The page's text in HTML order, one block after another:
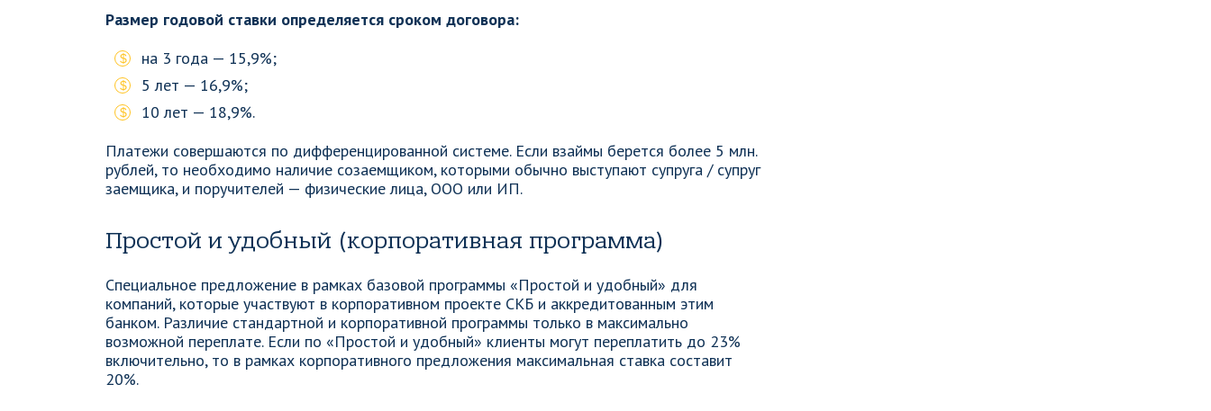
Размер годовой ставки определяется сроком договора:
на 3 года — 15,9%;
5 лет — 16,9%;
10 лет — 18,9%.
Платежи совершаются по дифференцированной системе. Если взаймы берется более 5 млн.
рублей, то необходимо наличие созаемщиком, которыми обычно выступают супруга / супруг
заемщика, и поручителей — физические лица, ООО или ИП.
Простой и удобный (корпоративная программа)
Специальное предложение в рамках базовой программы «Простой и удобный» для
компаний, которые участвуют в корпоративном проекте СКБ и аккредитованным этим
банком. Различие стандартной и корпоративной программы только в максимально
возможной переплате. Если по «Простой и удобный» клиенты могут переплатить до 23%
включительно, то в рамках корпоративного предложения максимальная ставка составит
20%.